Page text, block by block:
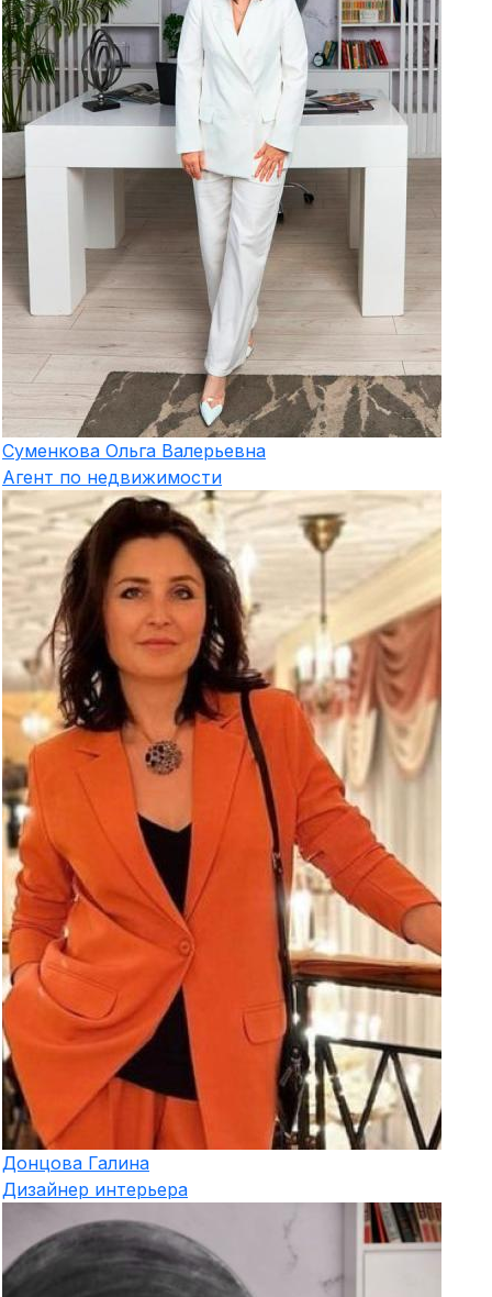
Суменкова Ольга Валерьевна
Агент по недвижимости
Донцова Галина
Дизайнер интерьера